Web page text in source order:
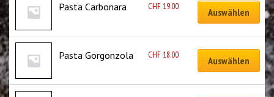
Pasta Carbonara CHF 19.00 Auswählen
Pasta Gorgonzola CHF 18.00 Auswählen